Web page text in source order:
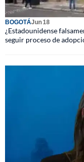
BOGOTÁJun 18
¿Estadounidense
seguir proceso de